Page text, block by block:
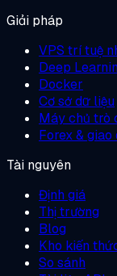
Giải pháp
VPS trí tuệ
Deep
Docker
Cơ sở dữ liệu
Máy chủ trò
Forex & giao
Tài nguyên
Định giá
Thị trường
Blog
Kho kiến
So sánh